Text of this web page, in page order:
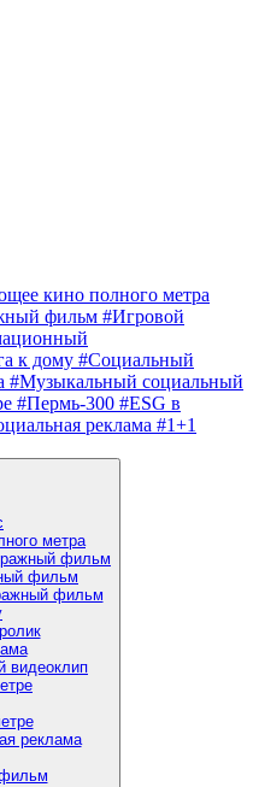
кино полного метра
фильм #Игровой
к дому #Социальный
#Музыкальный социальный
#Пермь-300 #ESG в
реклама #1+1
метра
фильм
фильм
фильм
видеоклип
реклама